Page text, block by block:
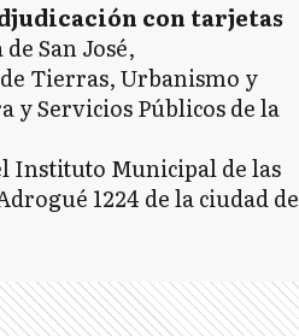
con tarjetas
San José,
Tierras, Urbanismo y
Servicios Públicos de la
Instituto Municipal de las
1224 de la ciudad de